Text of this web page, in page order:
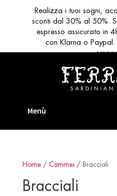
Home/ Cammei / Bracciali
Bracciali
Realizza i tuoi sogni,
sconti dal 30% al 50%.
espresso assicurato in
con Klarna o